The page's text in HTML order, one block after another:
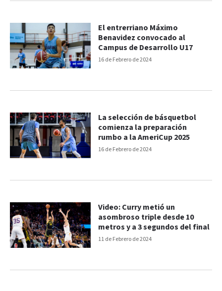
16 de Febrero de 2024
El entrerriano Máximo
Benavidez convocado al
Campus de Desarrollo U17
16 de Febrero de 2024
La selección de básquetbol
comienza la preparación
rumbo a la AmeriCup 2025
11 de Febrero de 2024
Video: Curry metió un
asombroso triple desde 10
metros y a 3 segundos del final